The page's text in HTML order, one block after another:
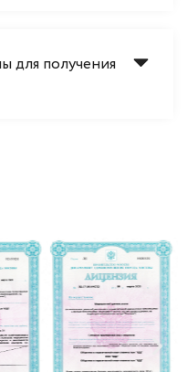
для получения